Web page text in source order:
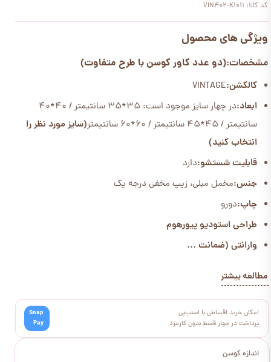
اندازه کوسن
کد کالا: VIN402-K1011
ویژگی های محصول
مشخصات:(دو عدد کاور کوسن با طرح متفاوت)
کالکشن:VINTAGE
ابعاد:
در چهار سایز موجود است: 35*35 سانتیمتر / 40*40
سانتیمتر / 45*45 سانتیمتر / 60*60 سانتیمتر
(سایز مورد نظر را
انتخاب کنید)
قابلیت شستشو:دارد
جنس:مخمل مبلی، زیپ مخفی درجه یک
چاپ:دورو
طراحی استودیو پیورهوم
وارانتی (ضمانت ...
مطالعه بیشتر
امکان خرید اقساطی با اسنپ‌پی
پرداخت در چهار قسط بدون کارمزد
Snap
Pay